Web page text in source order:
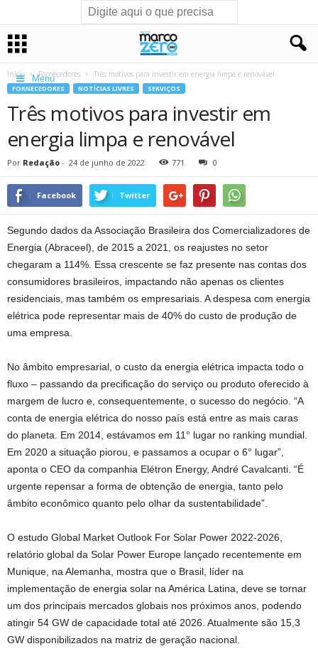
Menu
Início Fornecedores Três motivos para investir em energia limpa e renovável
FORNECEDORES NOTÍCIAS LIVRES SERVIÇOS
Três motivos para investir em
energia limpa e renovável
Por Redação - 24 de junho de 2022 771 0
Facebook Twitter
Segundo dados da Associação Brasileira dos Comercializadores de
Energia (Abraceel), de 2015 a 2021, os reajustes no setor
chegaram a 114%. Essa crescente se faz presente nas contas dos
consumidores brasileiros, impactando não apenas os clientes
residenciais, mas também os empresariais. A despesa com energia
elétrica pode representar mais de 40% do custo de produção de
uma empresa.
No âmbito empresarial, o custo da energia elétrica impacta todo o
fluxo – passando da precificação do serviço ou produto oferecido à
margem de lucro e, consequentemente, o sucesso do negócio. “A
conta de energia elétrica do nosso país está entre as mais caras
do planeta. Em 2014, estávamos em 11° lugar no ranking mundial.
Em 2020 a situação piorou, e passamos a ocupar o 6° lugar”,
aponta o CEO da companhia Elétron Energy, André Cavalcanti. “É
urgente repensar a forma de obtenção de energia, tanto pelo
âmbito econômico quanto pelo olhar da sustentabilidade”.
O estudo Global Market Outlook For Solar Power 2022-2026,
relatório global da Solar Power Europe lançado recentemente em
Munique, na Alemanha, mostra que o Brasil, líder na
implementação de energia solar na América Latina, deve se tornar
um dos principais mercados globais nos próximos anos, podendo
atingir 54 GW de capacidade total até 2026. Atualmente são 15,3
GW disponibilizados na matriz de geração nacional.